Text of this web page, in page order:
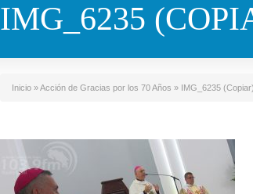
IMG_6235
Inicio »Acción de Gracias por los 70 Años » IMG_6235